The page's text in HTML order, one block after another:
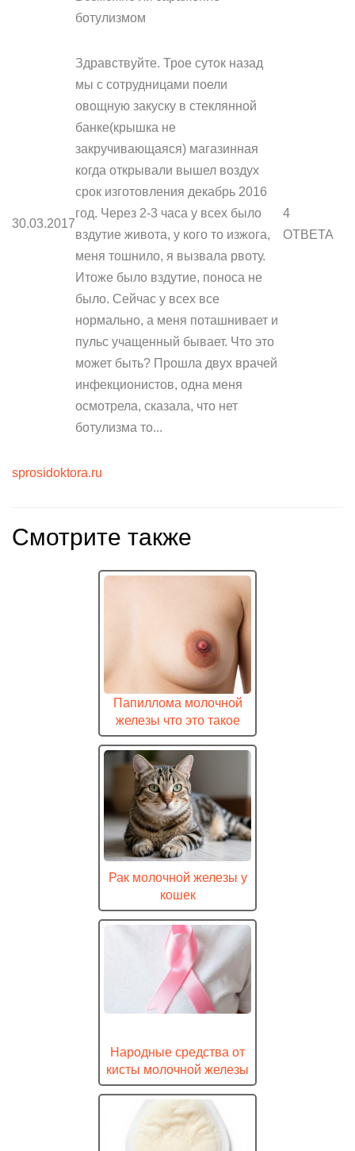
30.03.2017
ботулизмом
Здравствуйте. Трое суток назад
мы с сотрудницами поели
овощную закуску в стеклянной
банке(крышка не
закручивающаяся) магазинная
когда открывали вышел воздух
срок изготовления декабрь 2016
год. Через 2-3 часа у всех было
вздутие живота, у кого то изжога,
меня тошнило, я вызвала рвоту.
Итоже было вздутие, поноса не
было. Сейчас у всех все
нормально, а меня поташнивает и
пульс учащенный бывает. Что это
может быть? Прошла двух врачей
инфекционистов, одна меня
осмотрела, сказала, что нет
ботулизма то...
4
ОТВЕТА
sprosidoktora.ru
Смотрите также
Папиллома молочной
железы что это такое
Рак молочной железы у
кошек
Народные средства от
кисты молочной железы